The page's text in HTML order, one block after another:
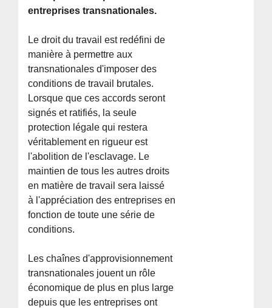
entreprises transnationales.
Le droit du travail est redéfini de
manière à permettre aux
transnationales d'imposer des
conditions de travail brutales.
Lorsque que ces accords seront
signés et ratifiés, la seule
protection légale qui restera
véritablement en rigueur est
l'abolition de l'esclavage. Le
maintien de tous les autres droits
en matière de travail sera laissé
à l'appréciation des entreprises en
fonction de toute une série de
conditions.
Les chaînes d'approvisionnement
transnationales jouent un rôle
économique de plus en plus large
depuis que les entreprises ont